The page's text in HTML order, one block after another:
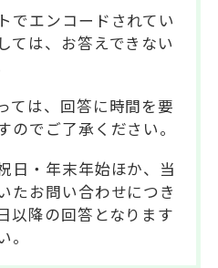
でエンコードされてい
ては、お答えできない
ては、回答に時間を要
のでご了承ください。
日・年末年始ほか、当
たお問い合わせにつき
以降の回答となります